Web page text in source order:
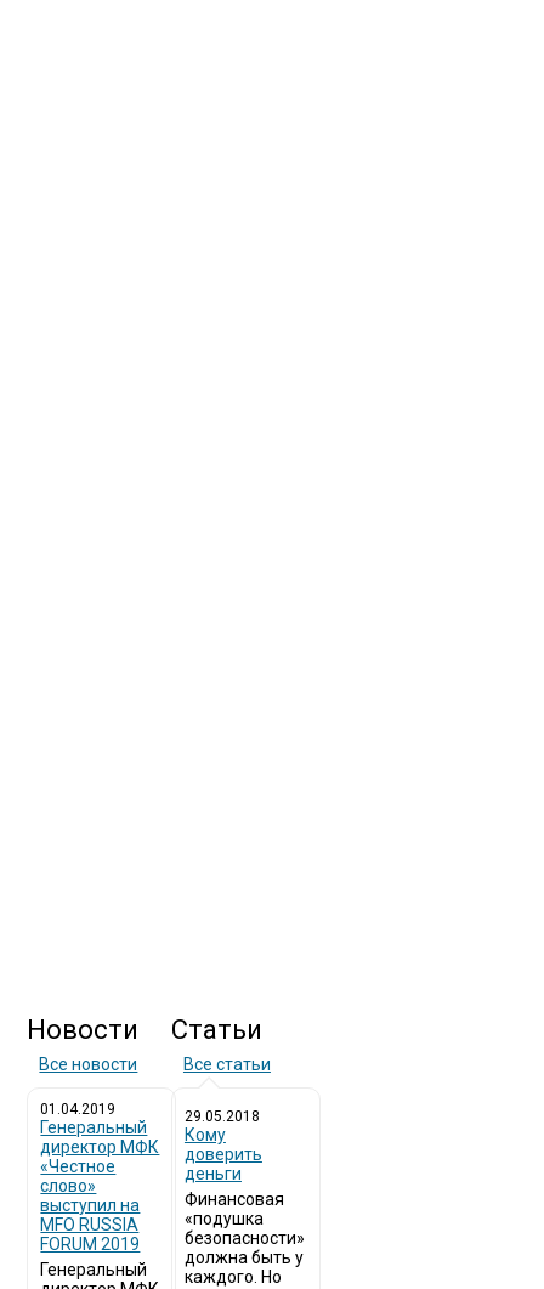
Новости
Все новости
01.04.2019
Генеральный
директор МФК
«Честное
слово»
выступил на
MFO RUSSIA
FORUM 2019
Генеральный
Статьи
Все статьи
29.05.2018
Кому
доверить
деньги
Финансовая
«подушка
безопасности»
должна быть у
каждого. Но